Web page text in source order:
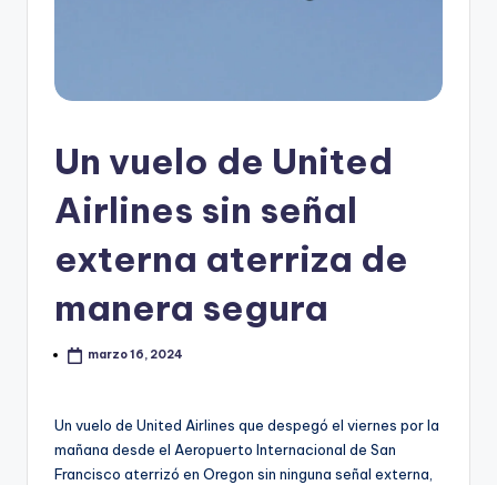
Un vuelo de United
Airlines sin señal
externa aterriza de
manera segura
marzo 16, 2024
Un vuelo de United Airlines que despegó el viernes por la
mañana desde el Aeropuerto Internacional de San
Francisco aterrizó en Oregon sin ninguna señal externa,